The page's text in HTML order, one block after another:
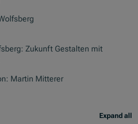
Zukunft Gestalten mit
Martin Mitterer
Expand all